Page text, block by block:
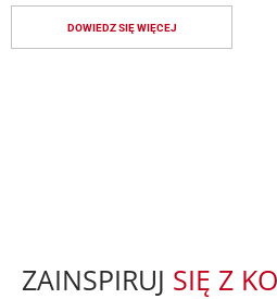
DOWIEDZ SIĘ WIĘCEJ
ZAINSPIRUJ SIĘ Z